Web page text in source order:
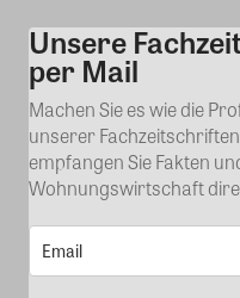
Unsere
per Mail
Machen Sie es wie die
unserer
empfangen Sie Fakten
Wohnungswirtschaft